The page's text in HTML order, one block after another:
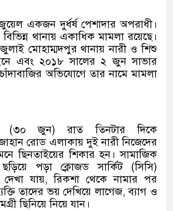
একজন দুর্ধর্ষ পেশাদার অপরাধী।
থানায় একাধিক মামলা রয়েছে।
মোহাম্মদপুর থানায় নারী ও শিশু
এবং ২০১৮ সালের ২ জুন সাভার
অভিযোগে তার নামে মামলা
(৩০ জুন) রাত তিনটার দিকে
রোড এলাকায় দুই নারী নিজেদের
ছিনতাইয়ের শিকার হন। সামাজিক
পড়া ক্লোজড সার্কিট (সিসি)
দেখা যায়, রিকশা থেকে নামার পর
তাদের ভয় দেখিয়ে লাগেজ, ব্যাগ ও
ছিনিয়ে নিয়ে যান।